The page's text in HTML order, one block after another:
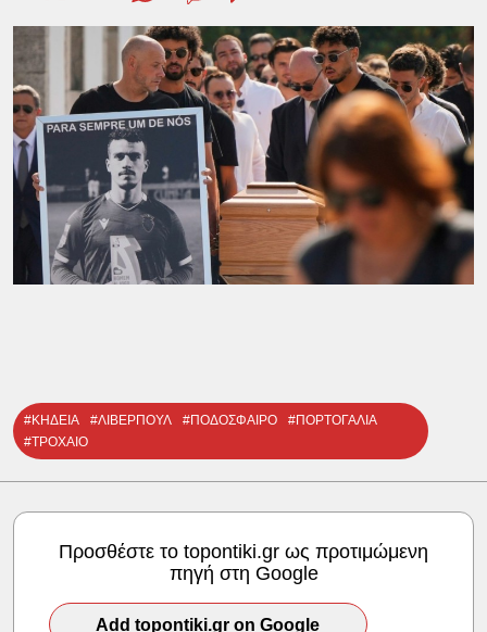
#ΚΗΔΕΙΑ #ΛΙΒΕΡΠΟΥΛ #ΠΟΔΟΣΦΑΙΡΟ
#ΠΟΡΤΟΓΑΛΙΑ
#ΤΡΟΧΑΙΟ
Προσθέστε το topontiki.gr ως προτιμώμενη
πηγή στη Google
Add topontiki.gr on Google